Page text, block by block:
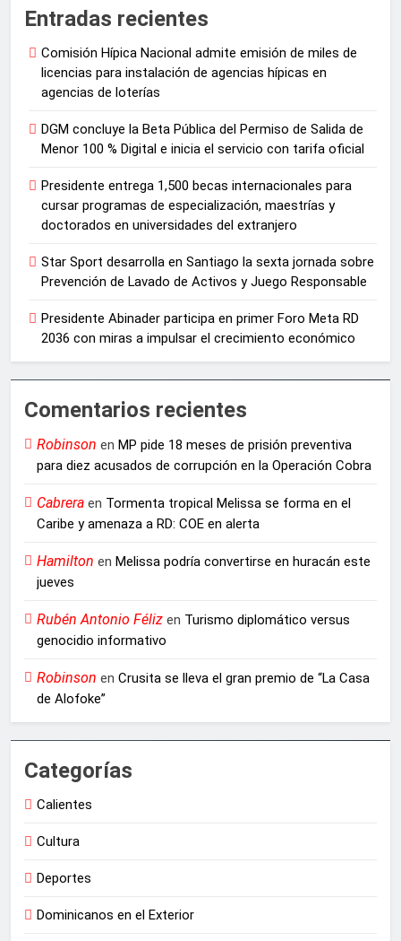
Entradas recientes
Comisión Hípica Nacional admite emisión de miles de
licencias para instalación de agencias hípicas en
agencias de loterías
DGM concluye la Beta Pública del Permiso de Salida de
Menor 100 % Digital e inicia el servicio con tarifa oficial
Presidente entrega 1,500 becas internacionales para
cursar programas de especialización, maestrías y
doctorados en universidades del extranjero
Star Sport desarrolla en Santiago la sexta jornada sobre
Prevención de Lavado de Activos y Juego Responsable
Presidente Abinader participa en primer Foro Meta RD
2036 con miras a impulsar el crecimiento económico
Comentarios recientes
Robinson en MP pide 18 meses de prisión preventiva
para diez acusados de corrupción en la Operación Cobra
Cabrera en Tormenta tropical Melissa se forma en el
Caribe y amenaza a RD: COE en alerta
Hamilton en Melissa podría convertirse en huracán este
jueves
Rubén Antonio Féliz en Turismo diplomático versus
genocidio informativo
Robinson en Crusita se lleva el gran premio de “La Casa
de Alofoke”
Categorías
Calientes
Cultura
Deportes
Dominicanos en el Exterior